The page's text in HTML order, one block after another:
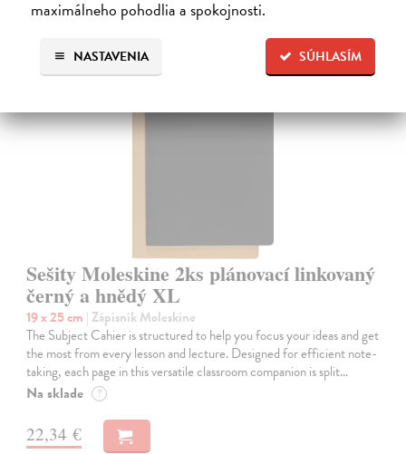
maximálneho pohodlia a spokojnosti.
SÚHLASÍM
NASTAVENIA
Sešity Moleskine 2ks plánovací linkovaný
černý a hnědý XL
19 x 25 cm | Zápisník Moleskine
The Subject Cahier is structured to help you focus your ideas and get
the most from every lesson and lecture. Designed for efficient note-
taking, each page in this versatile classroom companion is split…
Na sklade ?
22,34 €